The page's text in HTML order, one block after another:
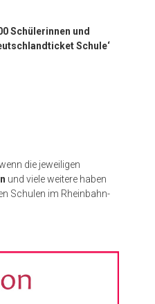
Schülerinnen und
Schule‘
die jeweiligen
und viele weitere haben
Schulen im Rheinbahn-